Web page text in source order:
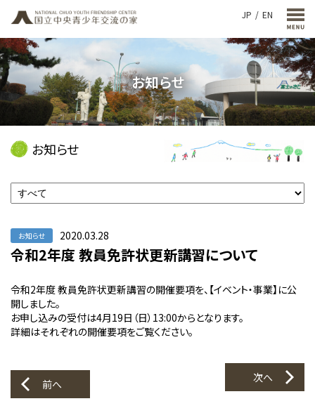
JP EN
お知らせ
お知らせ
お知らせ 2020.03.28
令和2年度 教員免許状更新講習について
令和2年度 教員免許状更新講習の開催要項を、【イベント・事業】に公
開しました。
お申し込みの受付は4月19日（日）13:00からとなります。
詳細はそれぞれの開催要項をご覧ください。
前へ 次へ